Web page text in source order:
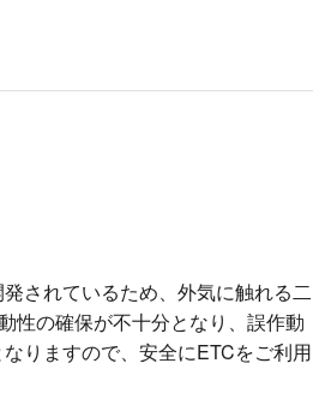
されているため、外気に触れる二
性の確保が不十分となり、誤作動
りますので、安全にETCをご利用